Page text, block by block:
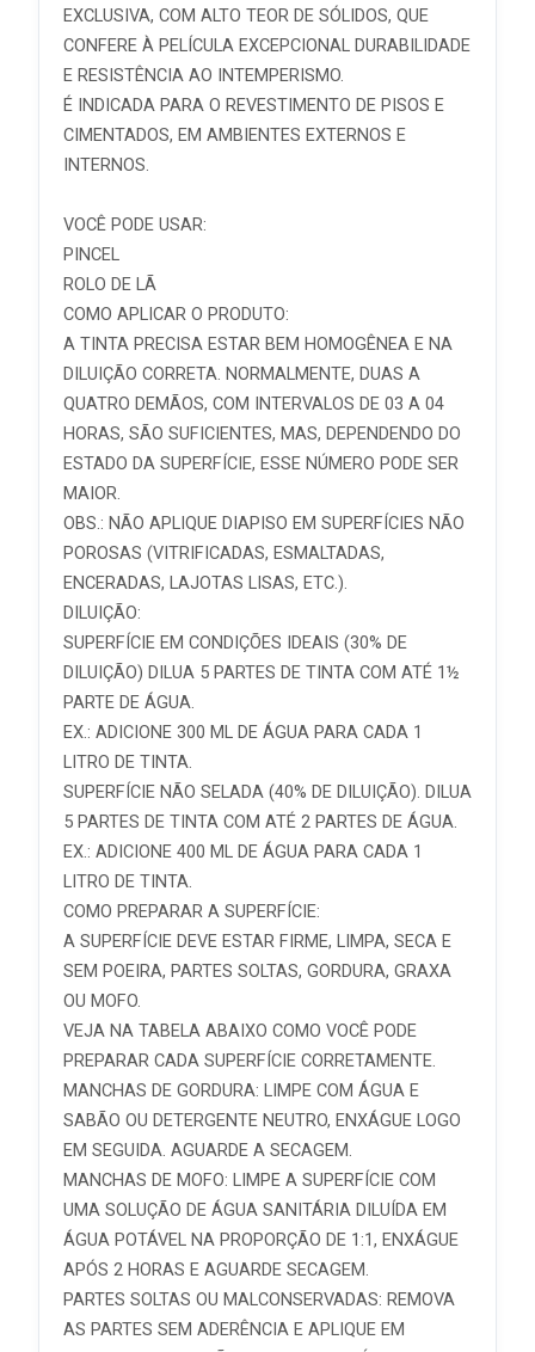
EXCLUSIVA, COM ALTO TEOR DE SÓLIDOS, QUE
CONFERE À PELÍCULA EXCEPCIONAL DURABILIDADE
E RESISTÊNCIA AO INTEMPERISMO.
É INDICADA PARA O REVESTIMENTO DE PISOS E
CIMENTADOS, EM AMBIENTES EXTERNOS E
INTERNOS.
VOCÊ PODE USAR:
PINCEL
ROLO DE LÃ
COMO APLICAR O PRODUTO:
A TINTA PRECISA ESTAR BEM HOMOGÊNEA E NA
DILUIÇÃO CORRETA. NORMALMENTE, DUAS A
QUATRO DEMÃOS, COM INTERVALOS DE 03 A 04
HORAS, SÃO SUFICIENTES, MAS, DEPENDENDO DO
ESTADO DA SUPERFÍCIE, ESSE NÚMERO PODE SER
MAIOR.
OBS.: NÃO APLIQUE DIAPISO EM SUPERFÍCIES NÃO
POROSAS (VITRIFICADAS, ESMALTADAS,
ENCERADAS, LAJOTAS LISAS, ETC.).
DILUIÇÃO:
SUPERFÍCIE EM CONDIÇÕES IDEAIS (30% DE
DILUIÇÃO) DILUA 5 PARTES DE TINTA COM ATÉ 1½
PARTE DE ÁGUA.
EX.: ADICIONE 300 ML DE ÁGUA PARA CADA 1
LITRO DE TINTA.
SUPERFÍCIE NÃO SELADA (40% DE DILUIÇÃO). DILUA
5 PARTES DE TINTA COM ATÉ 2 PARTES DE ÁGUA.
EX.: ADICIONE 400 ML DE ÁGUA PARA CADA 1
LITRO DE TINTA.
COMO PREPARAR A SUPERFÍCIE:
A SUPERFÍCIE DEVE ESTAR FIRME, LIMPA, SECA E
SEM POEIRA, PARTES SOLTAS, GORDURA, GRAXA
OU MOFO.
VEJA NA TABELA ABAIXO COMO VOCÊ PODE
PREPARAR CADA SUPERFÍCIE CORRETAMENTE.
MANCHAS DE GORDURA: LIMPE COM ÁGUA E
SABÃO OU DETERGENTE NEUTRO, ENXÁGUE LOGO
EM SEGUIDA. AGUARDE A SECAGEM.
MANCHAS DE MOFO: LIMPE A SUPERFÍCIE COM
UMA SOLUÇÃO DE ÁGUA SANITÁRIA DILUÍDA EM
ÁGUA POTÁVEL NA PROPORÇÃO DE 1:1, ENXÁGUE
APÓS 2 HORAS E AGUARDE SECAGEM.
PARTES SOLTAS OU MALCONSERVADAS: REMOVA
AS PARTES SEM ADERÊNCIA E APLIQUE EM